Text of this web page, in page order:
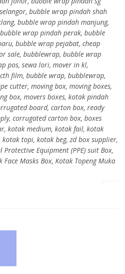
bubble wrap pindah shah
bubble wrap pindah manjung,
wrap pindah perak, bubble
bubble wrap pejabat, cheap
sale, bubblewrap, bubble wrap
pos, sewa lori, mover in kl,
film, bubble wrap, bubblewrap,
cutter, moving box, moving boxes,
box, movers boxes, kotak pindah
board, carton box, ready
corrugated carton box, boxes
kotak medium, kotak fail, kotak
topi, kotak beg, zd box supplier,
Equipment (PPE) suit Box,
Face Masks Box, Kotak Topeng Muka